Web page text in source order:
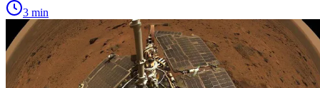
3 min